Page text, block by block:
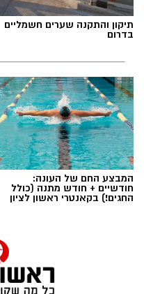
תגים:הפגנות חרדיים
הפגנות חרדים chatgpt
תיקון והתקנה שערים חשמליים
בדרום
המבצע החם של העונה:
חודשיים + חודש מתנה (כולל
החגים!) בקאנטרי ראשון לציון